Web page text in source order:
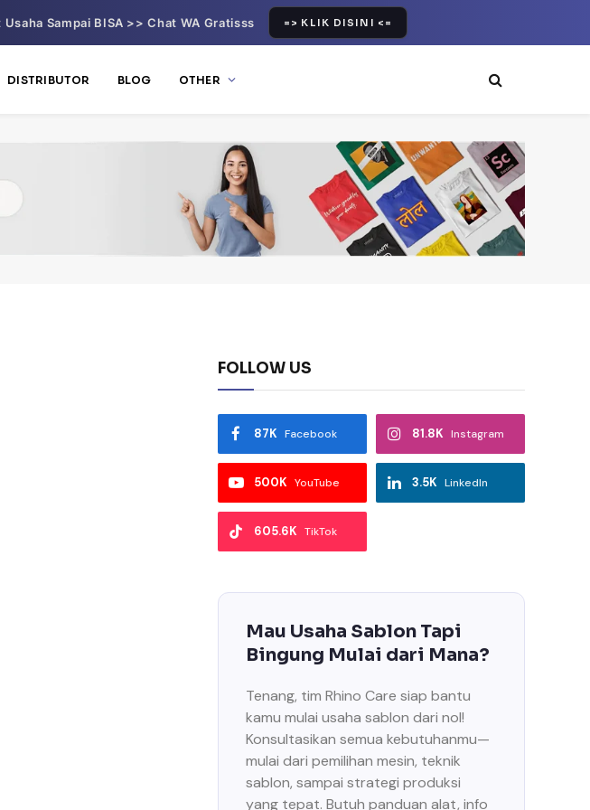
Sampai BISA >> Chat WA Gratisss => KLIK DISINI <=
DISTRIBUTOR BLOG OTHER
FOLLOW US
Facebook
87K Instagram
81.8K
YouTube
500K LinkedIn
3.5K
TikTok
605.6K
Mau Usaha Sablon Tapi
Bingung Mulai dari Mana?
Tenang, tim Rhino Care siap bantu
kamu mulai usaha sablon dari nol!
Konsultasikan semua kebutuhanmu—
mulai dari pemilihan mesin, teknik
sablon, sampai strategi produksi
yang tepat. Butuh panduan alat, info